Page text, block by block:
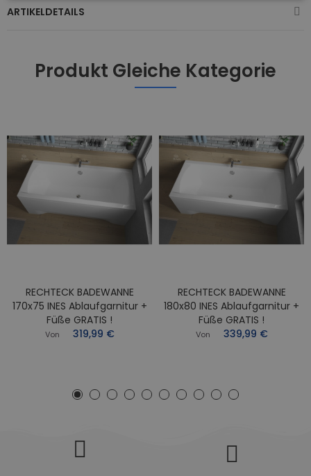
ARTIKELDETAILS
Produkt Gleiche Kategorie
RECHTECK BADEWANNE
170x75 INES Ablaufgarnitur +
Füße GRATIS !
Von 319,99 €
RECHTECK BADEWANNE
180x80 INES Ablaufgarnitur +
Füße GRATIS !
Von 339,99 €